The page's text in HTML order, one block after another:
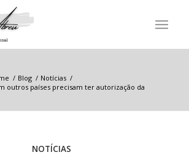
/ Blog / Notícias /
outros países precisam ter autorização da
NOTÍCIAS